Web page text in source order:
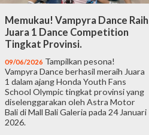
Memukau! Vampyra Dance Raih
Juara 1 Dance Competition
Tingkat Provinsi.
09/06/2026 Tampilkan pesona!
Vampyra Dance berhasil meraih Juara
1 dalam ajang Honda Youth Fans
School Olympic tingkat provinsi yang
diselenggarakan oleh Astra Motor
Bali di Mall Bali Galeria pada 24 Januari
2026.